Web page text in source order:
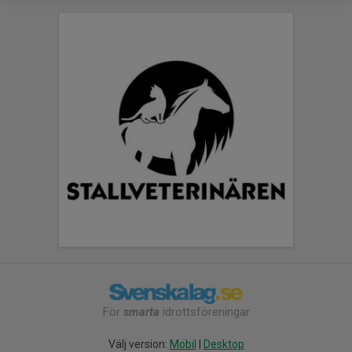
För smarta idrottsföreningar
Välj version: Mobil Desktop